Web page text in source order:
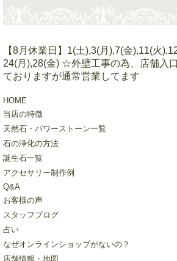
【8月休業日】1(土),3(月),7(金),11(火
24(月),28(金) ☆外壁工事の為、店舗入
ておりますが通常営業してます
HOME
当店の特徴
天然石・パワーストーン一覧
石の浄化の方法
誕生石一覧
アクセサリー制作例
Q&A
お客様の声
スタッフブログ
占い
なぜオンラインショップがないの？
店舗情報・地図